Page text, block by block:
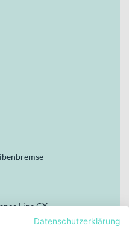
Line CX
Datenschutzerklärung